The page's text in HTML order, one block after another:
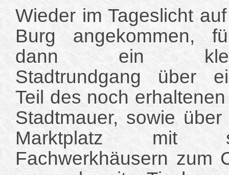
Wieder im Tageslicht
Burg angekommen,
dann ein
Stadtrundgang über
Teil des noch
Stadtmauer, sowie
Marktplatz mit
Fachwerkhäusern zum